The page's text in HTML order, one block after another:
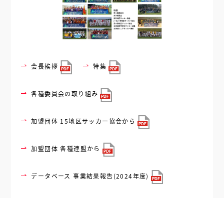
会長挨拶 特集
各種委員会の取り組み
加盟団体 15地区サッカー協会から
加盟団体 各種連盟から
データベース 事業結果報告(2024年度)